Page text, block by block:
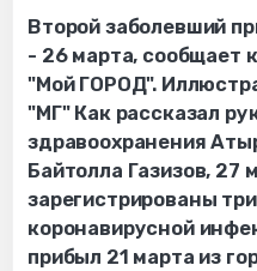
Второй заболевший
- 26 марта, сообщает
"Мой ГОРОД".
"МГ" Как рассказал
здравоохранения
Байтолла Газизов, 27
зарегистрированы
коронавирусной
прибыл 21 марта из